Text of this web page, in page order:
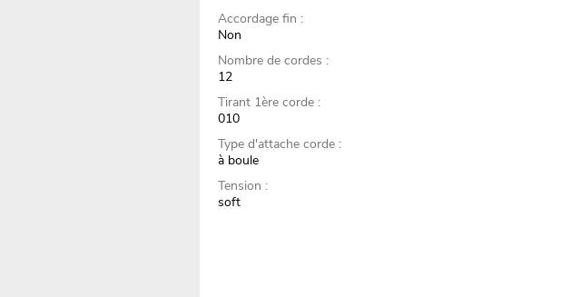
Accordage fin :
Non
Nombre de cordes :
12
Tirant 1ère corde :
010
Type d'attache corde :
à boule
Tension :
soft